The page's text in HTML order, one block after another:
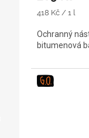
Měrná
418 Kč / 1 l
Ochranný
bitumenová